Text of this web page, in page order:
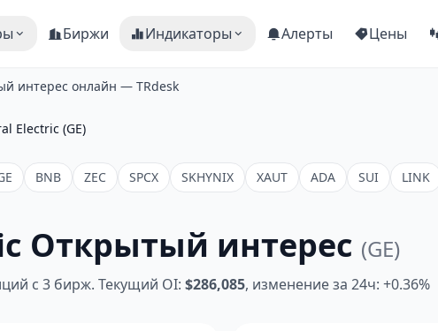
Биржи Индикаторы Алерты Цены
интерес онлайн — TRdesk
Electric (GE)
BNB ZEC SPCX SKHYNIX XAUT ADA SUI LINK
Открытый интерес (GE)
с 3 бирж. Текущий OI: $286,085, изменение за 24ч: +0.36%